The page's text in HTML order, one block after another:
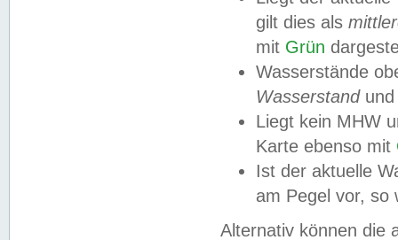
gilt dies als
mit Grün
Wasserstände
Wasserstandund
Liegt kein MHW
Karte ebenso mit
Ist der aktuelle
am Pegel vor,
Alternativ können die